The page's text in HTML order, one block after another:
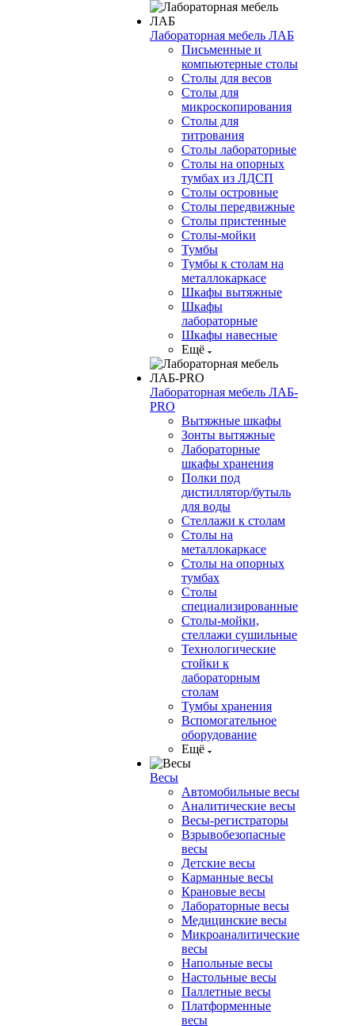
Лабораторная мебель ЛАБ
Письменные и
компьютерные столы
Столы для весов
Столы для
микроскопирования
Столы для
титрования
Столы лабораторные
Столы на опорных
тумбах из ЛДСП
Столы островные
Столы передвижные
Столы пристенные
Столы-мойки
Тумбы
Тумбы к столам на
металлокаркасе
Шкафы вытяжные
Шкафы
лабораторные
Шкафы навесные
Ещё
Лабораторная мебель ЛАБ-
PRO
Вытяжные шкафы
Зонты вытяжные
Лабораторные
шкафы хранения
Полки под
дистиллятор/бутыль
для воды
Стеллажи к столам
Столы на
металлокаркасе
Столы на опорных
тумбах
Столы
специализированные
Столы-мойки,
стеллажи сушильные
Технологические
стойки к
лабораторным
столам
Тумбы хранения
Вспомогательное
оборудование
Ещё
Весы
Автомобильные весы
Аналитические весы
Весы-регистраторы
Взрывобезопасные
весы
Детские весы
Карманные весы
Крановые весы
Лабораторные весы
Медицинские весы
Микроаналитические
весы
Напольные весы
Настольные весы
Паллетные весы
Платформенные
весы